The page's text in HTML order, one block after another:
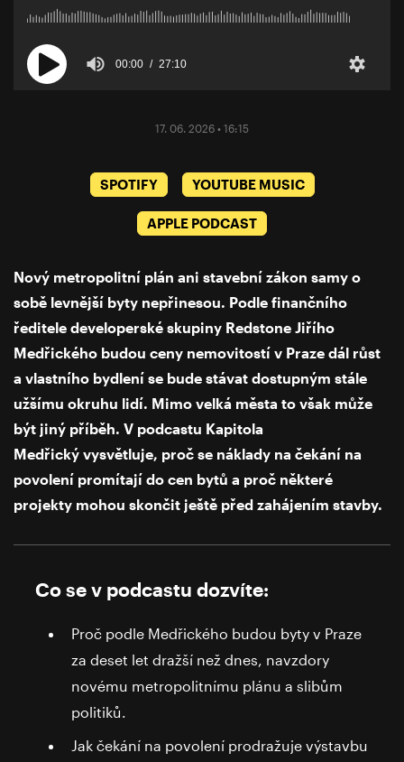
00:00 27:10
17. 06. 2026 • 16:15
SPOTIFY YOUTUBE MUSIC
APPLE PODCAST
Nový metropolitní plán ani stavební zákon samy o
sobě levnější byty nepřinesou. Podle finančního
ředitele developerské skupiny Redstone Jiřího
Medřického budou ceny nemovitostí v Praze dál růst
a vlastního bydlení se bude stávat dostupným stále
užšímu okruhu lidí. Mimo velká města to však může
být jiný příběh. V podcastu Kapitola
Medřický vysvětluje, proč se náklady na čekání na
povolení promítají do cen bytů a proč některé
projekty mohou skončit ještě před zahájením stavby.
Co se v podcastu dozvíte:
Proč podle Medřického budou byty v Praze
za deset let dražší než dnes, navzdory
novému metropolitnímu plánu a slibům
politiků.
Jak čekání na povolení prodražuje výstavbu